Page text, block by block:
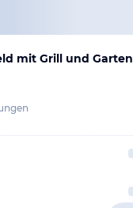
mit Grill und Garten